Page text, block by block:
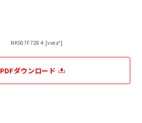
NKS07F728-4 [vvea*]
PDFダウンロード